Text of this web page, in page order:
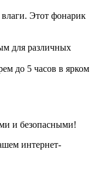
Этот фонарик
для различных
до 5 часов в ярком
и безопасными!
интернет-